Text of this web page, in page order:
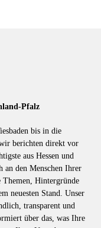
Pfalz
bis in die
berichten direkt vor
aus Hessen und
an den Menschen Ihrer
Hintergründe
neuesten Stand. Unser
transparent und
über das, was Ihre